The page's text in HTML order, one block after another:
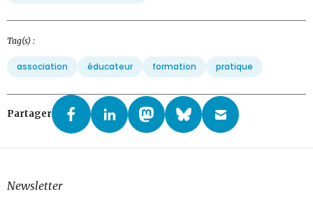
Tag(s) :
association éducateur formation pratique
Partager
Newsletter